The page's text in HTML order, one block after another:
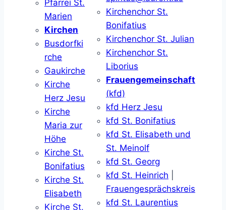
Pfarrei St.
Marien
Kirchen
Busdorfki
rche
Gaukirche
Kirche
Herz Jesu
Kirche
Maria zur
Höhe
Kirche St.
Bonifatius
Kirche St.
Elisabeth
Kirche St.
Kirchenchor St.
Bonifatius
Kirchenchor St. Julian
Kirchenchor St.
Liborius
Frauengemeinschaft
(kfd)
kfd Herz Jesu
kfd St. Bonifatius
kfd St. Elisabeth und
St. Meinolf
kfd St. Georg
kfd St. Heinrich
Frauengesprächskreis
kfd St. Laurentius